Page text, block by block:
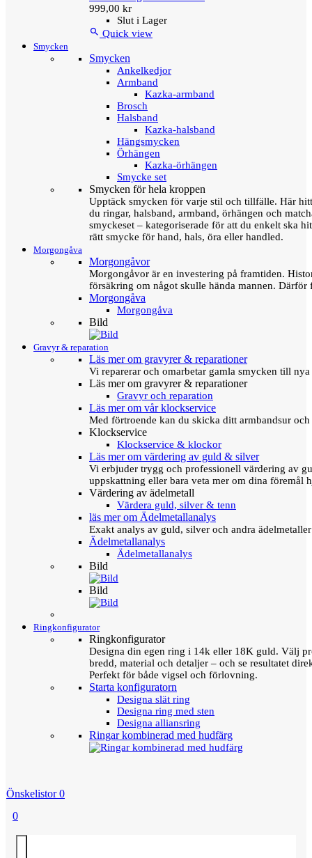
999,00 kr
Slut i Lager
 Quick view
Smycken
Smycken
Ankelkedjor
Armband
Kazka-armband
Brosch
Halsband
Kazka-halsband
Hängsmycken
Örhängen
Kazka-örhängen
Smycke set
Smycken för hela kroppen
Upptäck smycken för varje stil och tillfälle. Här
du ringar, halsband, armband, örhängen och
smyckeset – kategoriserade för att du enkelt ska
rätt smycke för hand, hals, öra eller handled.
Morgongåva
Morgongåvor
Morgongåvor är en investering på framtiden.
försäkring om något skulle hända mannen.
Morgongåva
Morgongåva
Bild
Gravyr & reparation
Läs mer om gravyrer & reparationer
Vi reparerar och omarbetar gamla smycken till
Läs mer om gravyrer & reparationer
Gravyr och reparation
Läs mer om vår klockservice
Med förtroende kan du skicka ditt armbandsur
Klockservice
Klockservice & klockor
Läs mer om värdering av guld & silver
Vi erbjuder trygg och professionell värdering av
uppskattning eller bara veta mer om dina föremål
Värdering av ädelmetall
Värdera guld, silver & tenn
läs mer om Ädelmetallanalys
Exakt analys av guld, silver och andra
Ädelmetallanalys
Ädelmetallanalys
Bild
Bild
Ringkonfigurator
Ringkonfigurator
Designa din egen ring i 14k eller 18K guld. Välj
bredd, material och detaljer – och se resultatet
Perfekt för både vigsel och förlovning.
Starta konfiguratorn
Designa slät ring
Designa ring med sten
Designa alliansring
Ringar kombinerad med hudfärg
Önskelistor 0
0